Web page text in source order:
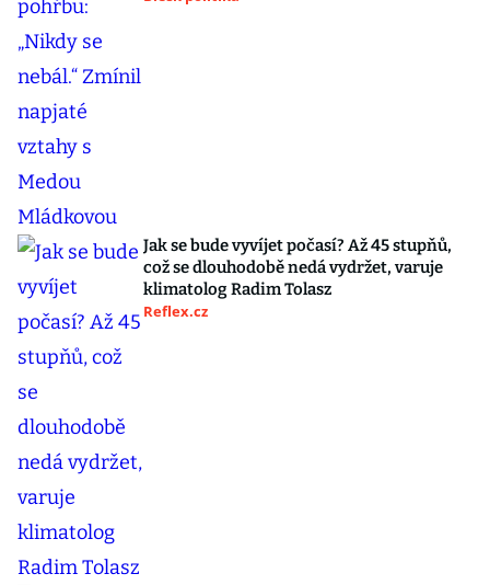
Jak se bude vyvíjet počasí? Až 45 stupňů,
což se dlouhodobě nedá vydržet, varuje
klimatolog Radim Tolasz
Reflex.cz